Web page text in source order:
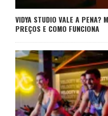
VIDYA STUDIO VALE A PENA?
PREÇOS E COMO FUNCIONA